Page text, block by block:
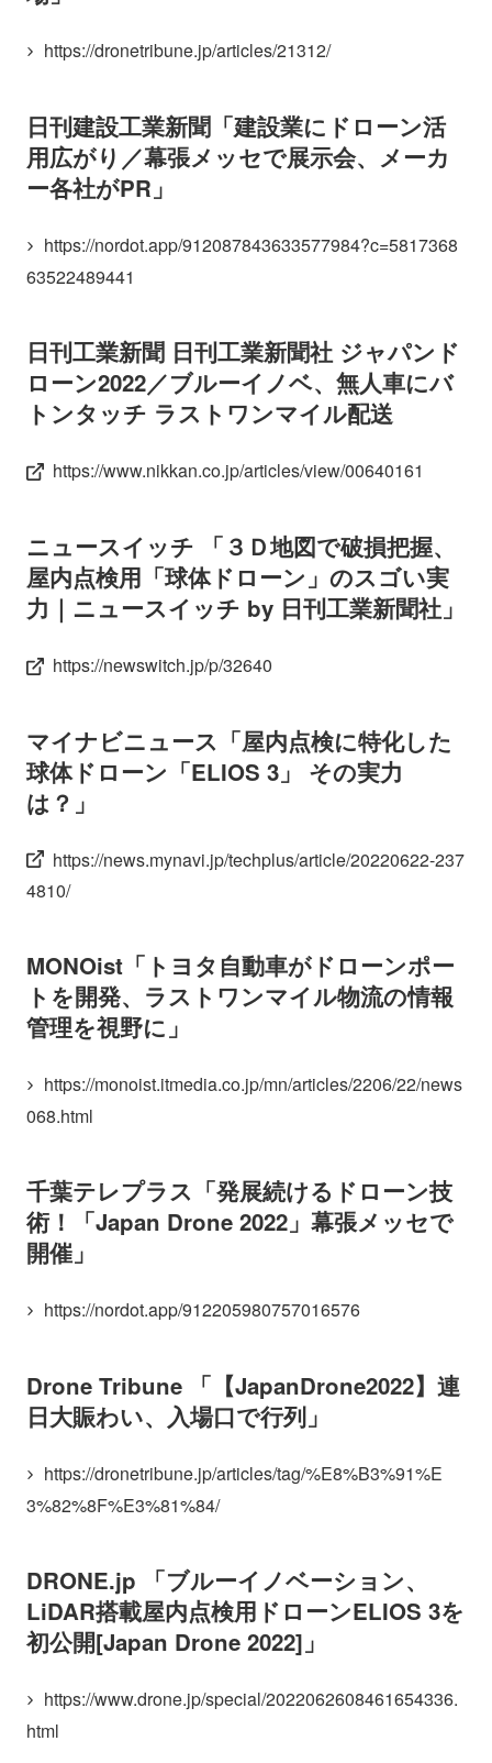
https://dronetribune.jp/articles/21312/
日刊建設工業新聞「建設業にドローン活
用広がり／幕張メッセで展示会、メーカ
ー各社がPR」
https://nordot.app/912087843633577984?c=5817368
63522489441
日刊工業新聞 日刊工業新聞社 ジャパンド
ローン2022／ブルーイノベ、無人車にバ
トンタッチ ラストワンマイル配送
https://www.nikkan.co.jp/articles/view/00640161
ニュースイッチ 「３Ｄ地図で破損把握、
屋内点検用「球体ドローン」のスゴい実
力｜ニュースイッチ by 日刊工業新聞社」
https://newswitch.jp/p/32640
マイナビニュース「屋内点検に特化した
球体ドローン「ELIOS 3」 その実力
は？」
https://news.mynavi.jp/techplus/article/20220622-237
4810/
MONOist「トヨタ自動車がドローンポー
トを開発、ラストワンマイル物流の情報
管理を視野に」
https://monoist.itmedia.co.jp/mn/articles/2206/22/news
068.html
千葉テレプラス「発展続けるドローン技
術！「Japan Drone 2022」幕張メッセで
開催」
https://nordot.app/912205980757016576
Drone Tribune 「【JapanDrone2022】連
日大賑わい、入場口で行列」
https://dronetribune.jp/articles/tag/%E8%B3%91%E
3%82%8F%E3%81%84/
DRONE.jp 「ブルーイノベーション、
LiDAR搭載屋内点検用ドローンELIOS 3を
初公開[Japan Drone 2022]」
https://www.drone.jp/special/2022062608461654336.
html